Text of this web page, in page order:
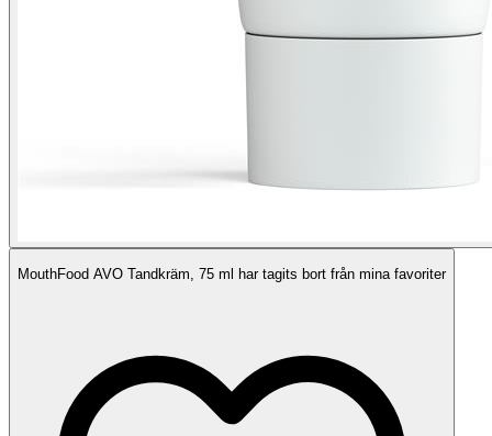
MouthFood AVO Tandkräm, 75 ml har tagits bort från mina favoriter